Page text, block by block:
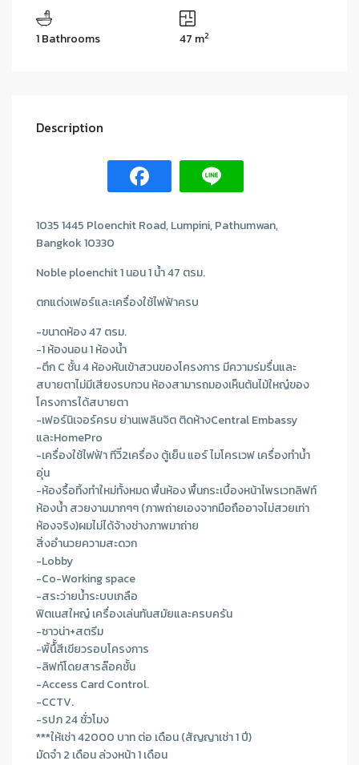
1 Bathrooms 47 m2
Description
1035 1445 Ploenchit Road, Lumpini, Pathumwan,
Bangkok 10330
Noble ploenchit 1 นอน 1 น้ำ 47 ตรม.
ตกแต่งเฟอร์และเครื่องใช้ไฟฟ้าครบ
-ขนาดห้อง 47 ตรม.
-1 ห้องนอน 1 ห้องน้ำ
-ตึก C ชั้น 4 ห้องหันเข้าสวนของโครงการ มีความร่มรื่นและ
สบายตาไม่มีเสียงรบกวน ห้องสามารถมองเห็นต้นไม้ใหญ๋ของ
โครงการได้สบายตา
-เฟอร์นิเจอร์ครบ ย่านเพลินจิต ติดห้างCentral Embassy
และHomePro
-เครื่องใช้ไฟฟ้า ทีวิี2เครื่อง ตู้เย็น แอร์ ไมโครเวฟ เครื่องทำน้ำ
อุ่น
-ห้องรื้อทิ้งทำใหม่ทั้งหมด พื้นห้อง พื้นกระเบื้องหน้าไพรเวทลิฟท์
ห้องน้ำ สวยงามมากๆๆ (ภาพถ่ายเองจากมือถืออาจไม่สวยเท่า
ห้องจริง)ผมไม่ได้จ้างช่างภาพมาถ่าย
สิ่งอำนวยความสะดวก
-Lobby
-Co-Working space
-สระว่ายน้ำระบบเกลือ
ฟิตเนสใหญ๋ เครื่องเล่นทันสมัยและครบครัน
-ซาวน่า+สตรีม
-พิ้นืั้สีเขียวรอบโครงการ
-ลิฟท์โดยสารล๊อคชั้น
-Access Card Control.
-CCTV.
-รปภ 24 ชั่วโมง
***ให้เช่า 42000 บาท ต่อ เดือน (สัญญาเช่า 1 ปี)
มัดจำ 2 เดือน ล่วงหน้า 1 เดือน